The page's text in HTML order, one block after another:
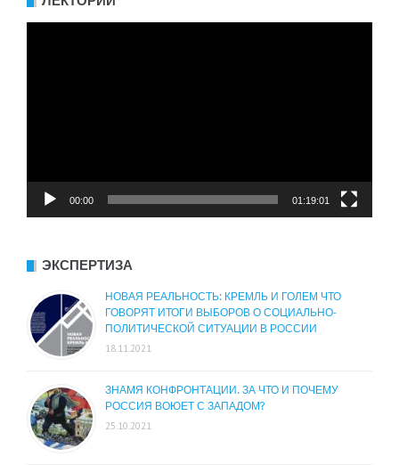
00:00 01:19:01
ЭКСПЕРТИЗА
НОВАЯ РЕАЛЬНОСТЬ: КРЕМЛЬ И ГОЛЕМ ЧТО
ГОВОРЯТ ИТОГИ ВЫБОРОВ О СОЦИАЛЬНО-
ПОЛИТИЧЕСКОЙ СИТУАЦИИ В РОССИИ
18.11.2021
ЗНАМЯ КОНФРОНТАЦИИ. ЗА ЧТО И ПОЧЕМУ
РОССИЯ ВОЮЕТ С ЗАПАДОМ?
25.10.2021